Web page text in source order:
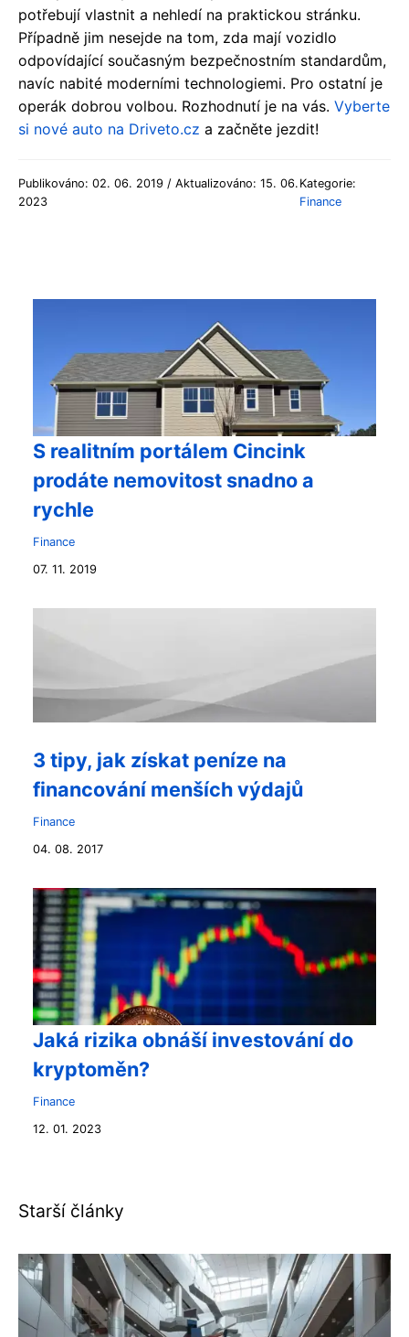
potřebují vlastnit a nehledí na praktickou stránku.
Případně jim nesejde na tom, zda mají vozidlo
odpovídající současným bezpečnostním standardům,
navíc nabité moderními technologiemi. Pro ostatní je
operák dobrou volbou. Rozhodnutí je na vás. Vyberte
si nové auto na Driveto.cz a začněte jezdit!
Publikováno: 02. 06. 2019 / Aktualizováno: 15. 06.
2023
Kategorie:
Finance
S realitním portálem Cincink
prodáte nemovitost snadno a
rychle
Finance
07. 11. 2019
3 tipy, jak získat peníze na
financování menších výdajů
Finance
04. 08. 2017
Jaká rizika obnáší investování do
kryptoměn?
Finance
12. 01. 2023
Starší články